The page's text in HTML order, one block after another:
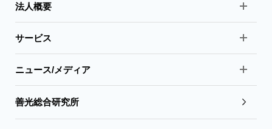
法人概要
サービス
ニュース/メディア
善光総合研究所